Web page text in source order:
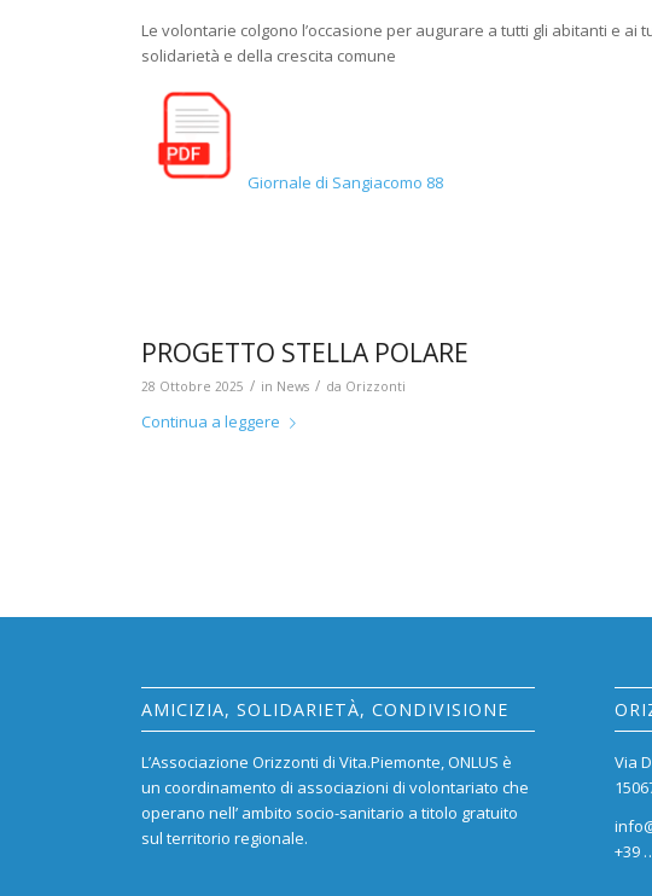
Le volontarie colgono l’occasione per augurare a tutti gli abitanti e ai
solidarietà e della crescita comune
Giornale di Sangiacomo 88
PROGETTO STELLA POLARE
28 Ottobre 2025 / in News / da Orizzonti
Continua a leggere
AMICIZIA, SOLIDARIETÀ, CONDIVISIONE
L’Associazione Orizzonti di Vita.Piemonte, ONLUS è
un coordinamento di associazioni di volontariato che
operano nell’ ambito socio-sanitario a titolo gratuito
sul territorio regionale.
Via